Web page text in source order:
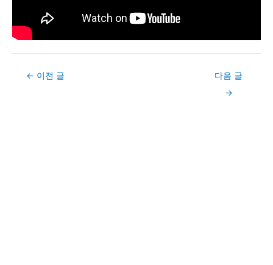
Post← 이전 글
다음 글
→